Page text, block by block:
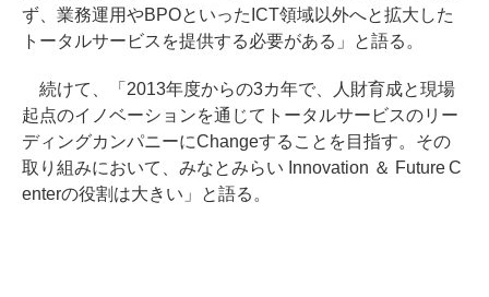
ず、業務運用やBPOといったICT領域以外へと拡大した
トータルサービスを提供する必要がある」と語る。
続けて、「2013年度からの3カ年で、人財育成と現場
起点のイノベーションを通じてトータルサービスのリー
ディングカンパニーにChangeすることを目指す。その
取り組みにおいて、みなとみらい Innovation ＆ Future C
enterの役割は大きい」と語る。